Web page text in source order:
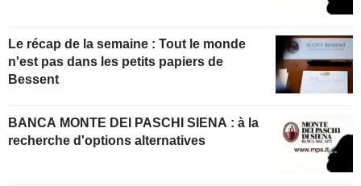
Le récap de la semaine : Tout le monde
n'est pas dans les petits papiers de
Bessent
BANCA MONTE DEI PASCHI SIENA : à la
recherche d'options alternatives